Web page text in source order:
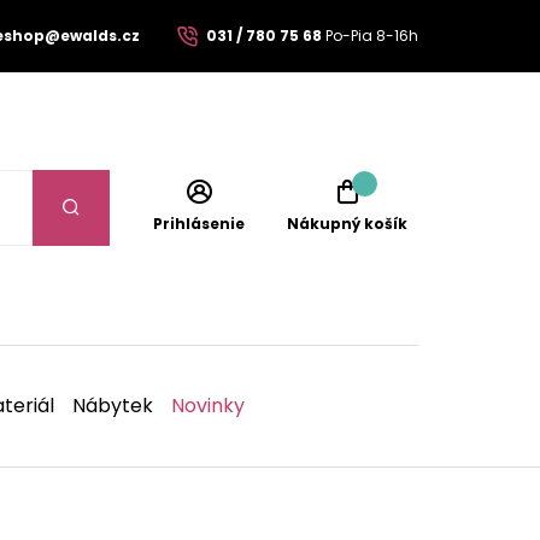
031 / 780 75 68 Po-Pia 8-16h
Prihlásenie Nákupný košík
Nábytek Novinky